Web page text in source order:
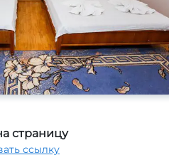
страницу
ссылку